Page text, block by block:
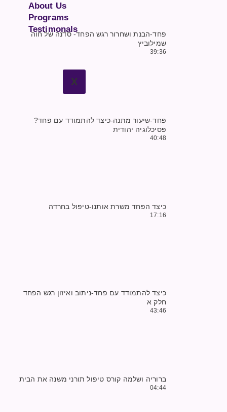
About Us
Programs
Testimonals
X
פחד-הבנת ושחרור רגש הפחד- סדנה של חוה
שמילוביץ
39:36
פחד-שיעור מתנה-כיצד להתמודד עם פחד?
פסיכלוגיה יהודית
40:48
כיצד הפחד משרת אותנו-טיפול בחרדה
17:16
כיצד להתמודד עם פחד-ניתוב ואיזון רגש הפחד
חלק א
43:46
ברוריה ושלמה קורס טיפול תורני משנה את הבית
04:44